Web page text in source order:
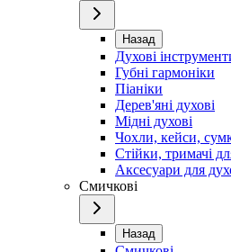
Назад
Духові
Губні гармоніки
Піаніки
Дерев'яні духові
Мідні духові
Чохли, кейси,
Стійки, тримачі
Аксесуари для
Смичкові
Назад